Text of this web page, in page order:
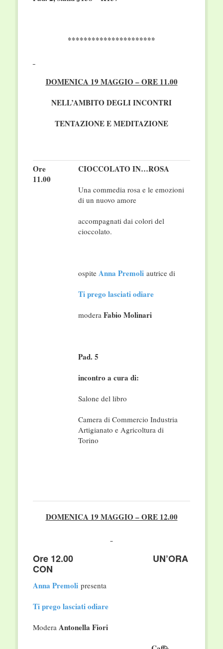
**********************
DOMENICA 19 MAGGIO – ORE 11.00
NELL’AMBITO DEGLI INCONTRI
TENTAZIONE E MEDITAZIONE
Ore
11.00
CIOCCOLATO IN…ROSA
Una commedia rosa e le emozioni
di un nuovo amore
accompagnati dai colori del
cioccolato.
ospite Anna Premoli autrice di
Ti prego lasciati odiare
modera Fabio Molinari
Pad. 5
incontro a cura di:
Salone del libro
Camera di Commercio Industria
Artigianato e Agricoltura di
Torino
DOMENICA 19 MAGGIO – ORE 12.00
Ore 12.00 UN’ORA
CON
Anna Premoli presenta
Ti prego lasciati odiare
Modera Antonella Fiori